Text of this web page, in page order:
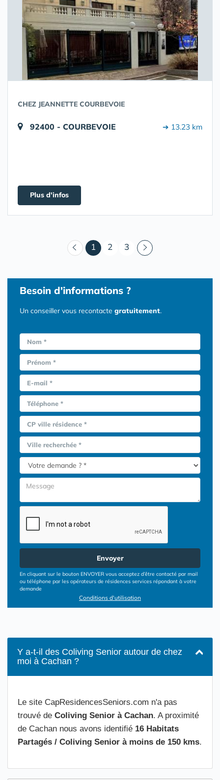
CHEZ JEANNETTE COURBEVOIE
92400 - COURBEVOIE ➔ 13.23 km
Plus d'infos
1 (courant)
2 3
Besoin d'informations ?
Un conseiller vous recontacte gratuitement.
Nom *
Prénom *
E-mail *
Téléphone *
CP ville résidence *
Ville recherchée *
Envoyer
En cliquant sur le bouton ENVOYER vous acceptez d’être contacté par mail
ou téléphone par les opérateurs de résidences services répondant à votre
demande
Conditions d'utilisation
Y a-t-il des Coliving Senior autour de chez
moi à Cachan ?
Le site CapResidencesSeniors.com n'a pas
trouvé de Coliving Senior à Cachan. A proximité
de Cachan nous avons identifié 16 Habitats
Partagés / Coliving Senior à moins de 150 kms.